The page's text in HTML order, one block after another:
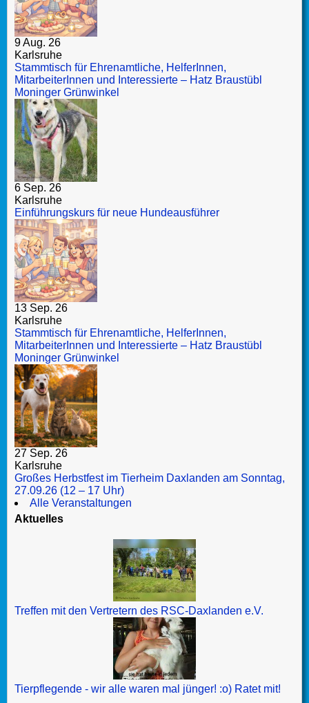
9 Aug. 26
Karlsruhe
Stammtisch für Ehrenamtliche, HelferInnen,
MitarbeiterInnen und Interessierte – Hatz Braustübl
Moninger Grünwinkel
6 Sep. 26
Karlsruhe
Einführungskurs für neue Hundeausführer
13 Sep. 26
Karlsruhe
Stammtisch für Ehrenamtliche, HelferInnen,
MitarbeiterInnen und Interessierte – Hatz Braustübl
Moninger Grünwinkel
27 Sep. 26
Karlsruhe
Großes Herbstfest im Tierheim Daxlanden am Sonntag,
27.09.26 (12 – 17 Uhr)
Alle Veranstaltungen
Aktuelles
Treffen mit den Vertretern des RSC-Daxlanden e.V.
Tierpflegende - wir alle waren mal jünger! :o) Ratet mit!